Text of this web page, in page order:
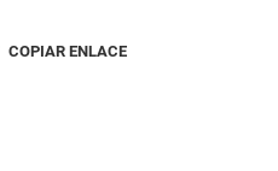
COPIAR ENLACE